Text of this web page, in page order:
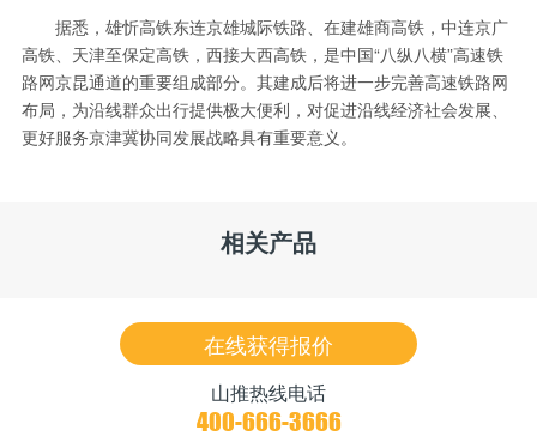
据悉，雄忻高铁东连京雄城际铁路、在建雄商高铁，中连京广
高铁、天津至保定高铁，西接大西高铁，是中国“八纵八横”高速铁
路网京昆通道的重要组成部分。其建成后将进一步完善高速铁路网
布局，为沿线群众出行提供极大便利，对促进沿线经济社会发展、
更好服务京津冀协同发展战略具有重要意义。
相关产品
在线获得报价
山推热线电话
400-666-3666